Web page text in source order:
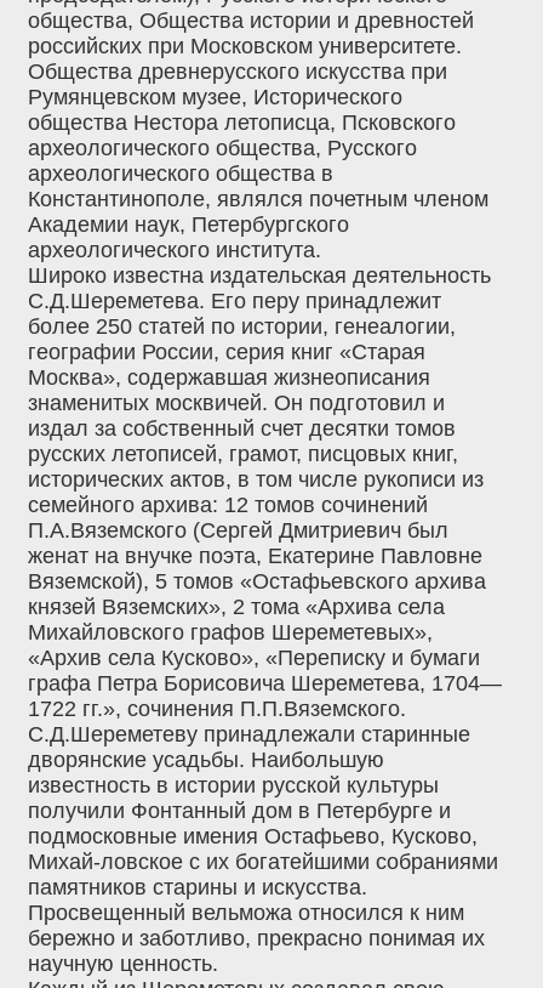
общества, Общества истории и древностей
российских при Московском университете.
Общества древнерусского искусства при
Румянцевском музее, Исторического
общества Нестора летописца, Псковского
археологического общества, Русского
археологического общества в
Константинополе, являлся почетным членом
Академии наук, Петербургского
археологического института.
Широко известна издательская деятельность
С.Д.Шереметева. Его перу принадлежит
более 250 статей по истории, генеалогии,
географии России, серия книг «Старая
Москва», содержавшая жизнеописания
знаменитых москвичей. Он подготовил и
издал за собственный счет десятки томов
русских летописей, грамот, писцовых книг,
исторических актов, в том числе рукописи из
семейного архива: 12 томов сочинений
П.А.Вяземского (Сергей Дмитриевич был
женат на внучке поэта, Екатерине Павловне
Вяземской), 5 томов «Остафьевского архива
князей Вяземских», 2 тома «Архива села
Михайловского графов Шереметевых»,
«Архив села Кусково», «Переписку и бумаги
графа Петра Борисовича Шереметева, 1704—
1722 гг.», сочинения П.П.Вяземского.
С.Д.Шереметеву принадлежали старинные
дворянские усадьбы. Наибольшую
известность в истории русской культуры
получили Фонтанный дом в Петербурге и
подмосковные имения Остафьево, Кусково,
Михай-ловское с их богатейшими собраниями
памятников старины и искусства.
Просвещенный вельможа относился к ним
бережно и заботливо, прекрасно понимая их
научную ценность.